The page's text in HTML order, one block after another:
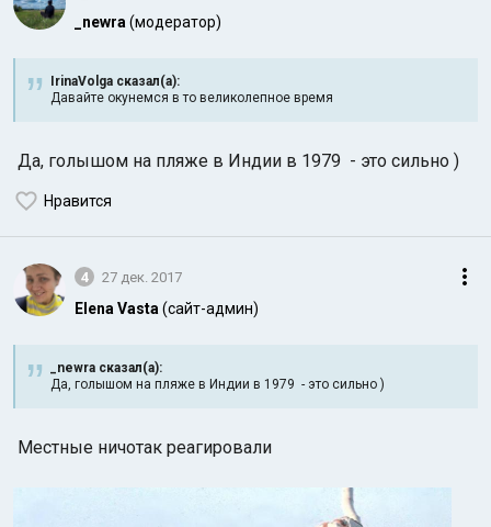
_newra (модератор)
IrinaVolga сказал(а):
Давайте окунемся в то великолепное время
Да, голышом на пляже в Индии в 1979 - это сильно )
Нравится
4 27 дек. 2017
Elena Vasta (сайт-админ)
_newra сказал(а):
Да, голышом на пляже в Индии в 1979 - это сильно )
Местные ничотак реагировали